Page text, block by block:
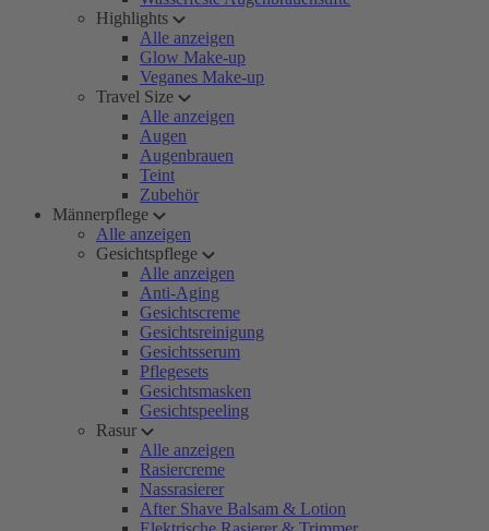
Highlights
Alle anzeigen
Glow Make-up
Veganes Make-up
Travel Size
Alle anzeigen
Augen
Augenbrauen
Teint
Zubehör
Männerpflege
Alle anzeigen
Gesichtspflege
Alle anzeigen
Anti-Aging
Gesichtscreme
Gesichtsreinigung
Gesichtsserum
Pflegesets
Gesichtsmasken
Gesichtspeeling
Rasur
Alle anzeigen
Rasiercreme
Nassrasierer
After Shave Balsam & Lotion